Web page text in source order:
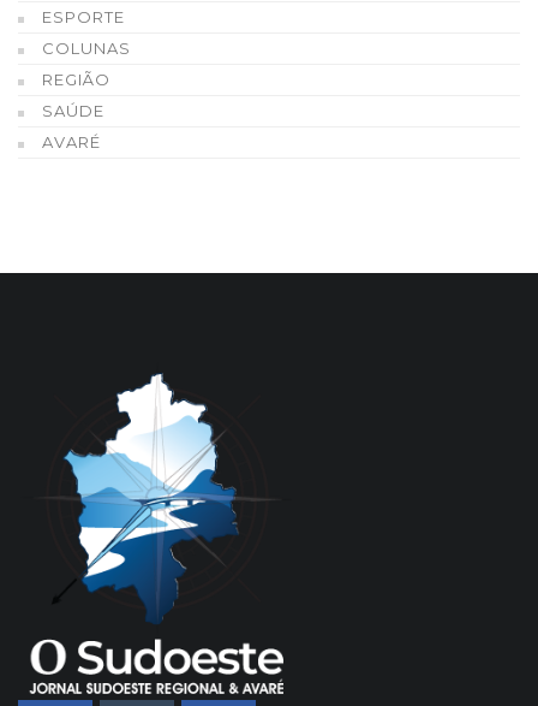
ESPORTE
COLUNAS
REGIÃO
SAÚDE
AVARÉ